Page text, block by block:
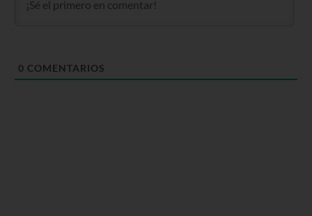
0 COMENTARIOS